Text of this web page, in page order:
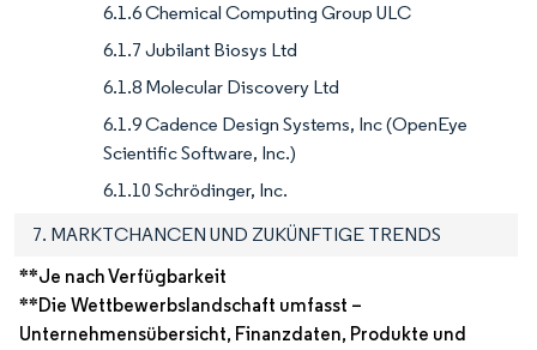
6.1.6 Chemical Computing Group ULC
6.1.7 Jubilant Biosys Ltd
6.1.8 Molecular Discovery Ltd
6.1.9 Cadence Design Systems, Inc (OpenEye
Scientific Software, Inc.)
6.1.10 Schrödinger, Inc.
7. MARKTCHANCEN UND ZUKÜNFTIGE TRENDS
**Je nach Verfügbarkeit
**Die Wettbewerbslandschaft umfasst –
Unternehmensübersicht, Finanzdaten, Produkte und